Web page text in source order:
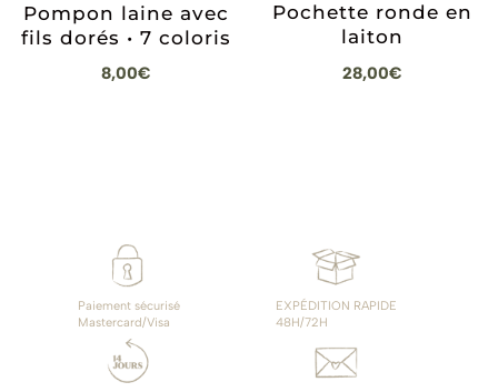
Pompon laine avec
fils dorés • 7 coloris
8,00€
Pochette ronde en
laiton
28,00€
Paiement sécurisé
Mastercard/Visa
EXPÉDITION RAPIDE
48H/72H